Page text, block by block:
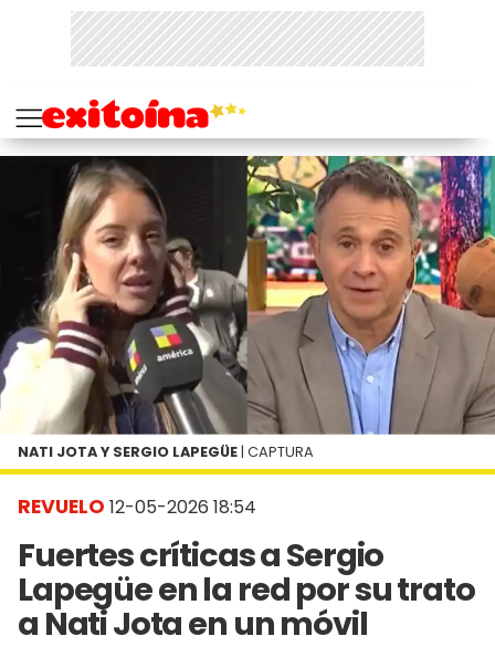
REVUELO 12-05-2026 18:54
Fuertes críticas a Sergio
Lapegüe en la red por su trato
a Nati Jota en un móvil
NATI JOTA Y SERGIO LAPEGÜE | CAPTURA